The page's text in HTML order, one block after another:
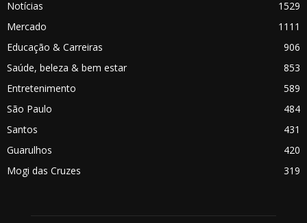
Notícias
1529
Mercado
1111
Educação & Carreiras
906
Saúde, beleza & bem estar
853
Entretenimento
589
São Paulo
484
Santos
431
Guarulhos
420
Mogi das Cruzes
319